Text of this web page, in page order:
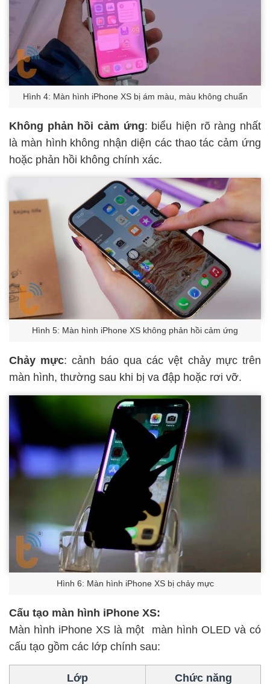
Hình 4: Màn hình iPhone XS bị ám màu, màu không chuẩn
Không phản hồi cảm ứng: biểu hiện rõ ràng nhất
là màn hình không nhận diện các thao tác cảm ứng
hoặc phản hồi không chính xác.
Hình 5: Màn hình iPhone XS không phản hồi cảm ứng
Chảy mực: cảnh báo qua các vệt chảy mực trên
màn hình, thường sau khi bị va đập hoặc rơi vỡ.
Hình 6: Màn hình iPhone XS bị chảy mực
Cấu tạo màn hình iPhone XS:
Màn hình iPhone XS là một
màn hình OLED và có
cấu tạo gồm các lớp chính sau:
Lớp Chức năng